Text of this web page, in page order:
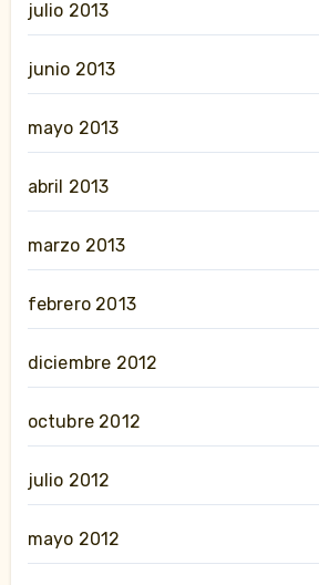
julio 2013
junio 2013
mayo 2013
abril 2013
marzo 2013
febrero 2013
diciembre 2012
octubre 2012
julio 2012
mayo 2012